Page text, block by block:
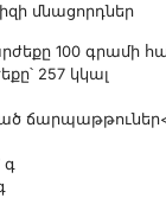
մնացորդներ
100 գրամի
257 կկալ
ճարպաթթուներ<
գ